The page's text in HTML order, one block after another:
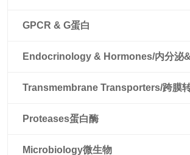
GPCR & G蛋白
Endocrinology & Hormones/内分泌
Transmembrane Transporters/跨膜
Proteases蛋白酶
Microbiology微生物